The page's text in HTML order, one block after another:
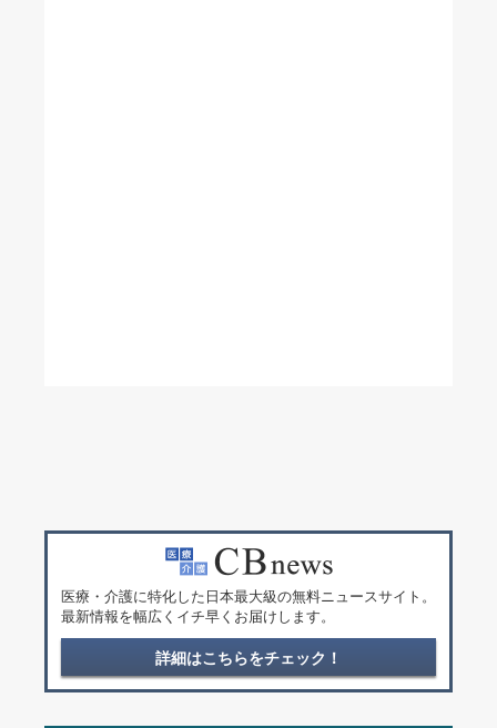
医療・介護に特化した日本最大級の無料ニュースサイト。
最新情報を幅広くイチ早くお届けします。
詳細はこちらをチェック！